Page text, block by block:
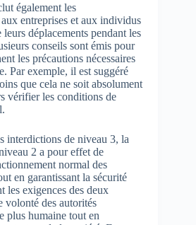
également les
entreprises et aux individus
déplacements pendant les
conseils sont émis pour
les précautions nécessaires
Par exemple, il est suggéré
que cela ne soit absolument
vérifier les conditions de
interdictions de niveau 3, la
2 a pour effet de
normal des
en garantissant la sécurité
les exigences des deux
volonté des autorités
plus humaine tout en